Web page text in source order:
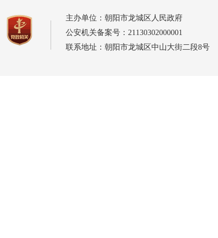
主办单位：朝阳市龙城区人民政府
公安机关备案号：21130302000001
联系地址：朝阳市龙城区中山大街二段8号